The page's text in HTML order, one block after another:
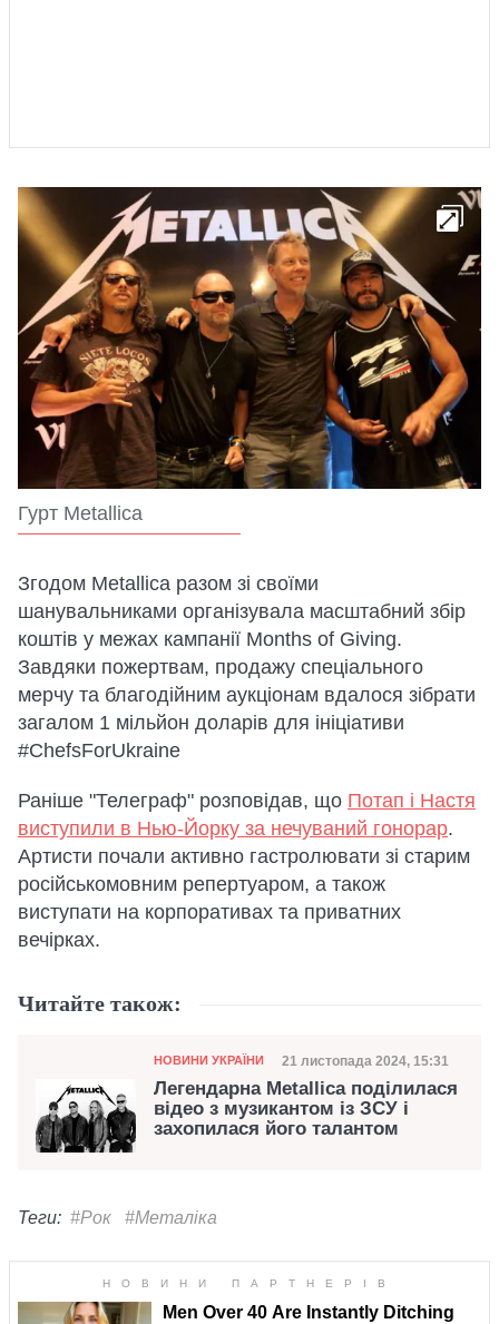
Гурт Metallica
Згодом Metallica разом зі своїми
шанувальниками організувала масштабний збір
коштів у межах кампанії Months of Giving.
Завдяки пожертвам, продажу спеціального
мерчу та благодійним аукціонам вдалося зібрати
загалом 1 мільйон доларів для ініціативи
#ChefsForUkraine
Раніше "Телеграф" розповідав, що Потап і Настя
виступили в Нью-Йорку за нечуваний гонорар.
Артисти почали активно гастролювати зі старим
російськомовним репертуаром, а також
виступати на корпоративах та приватних
вечірках.
Читайте також:
Категорія
НОВИНИ УКРАЇНИ Дата публікації
21 листопада 2024, 15:31
Легендарна Metallica поділилася
відео з музикантом із ЗСУ і
захопилася його талантом
Теги: #Рок #Металіка